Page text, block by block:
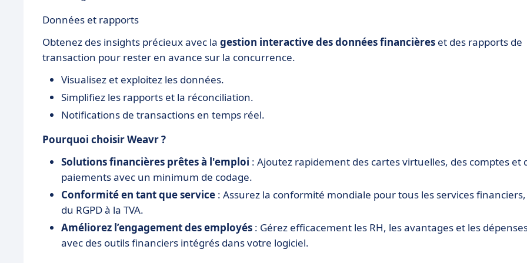
Données et rapports
Obtenez des insights précieux avec la gestion interactive des données financières et des rapports de
transaction pour rester en avance sur la concurrence.
Visualisez et exploitez les données.
Simplifiez les rapports et la réconciliation.
Notifications de transactions en temps réel.
Pourquoi choisir Weavr ?
Solutions financières prêtes à l'emploi : Ajoutez rapidement des cartes virtuelles, des comptes et
paiements avec un minimum de codage.
Conformité en tant que service : Assurez la conformité mondiale pour tous les services financiers,
du RGPD à la TVA.
Améliorez l’engagement des employés : Gérez efficacement les RH, les avantages et les
avec des outils financiers intégrés dans votre logiciel.